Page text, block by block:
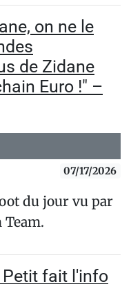
on ne le
de Zidane
Euro !" –
07/17/2026
du jour vu par
Team.
Petit fait l'info